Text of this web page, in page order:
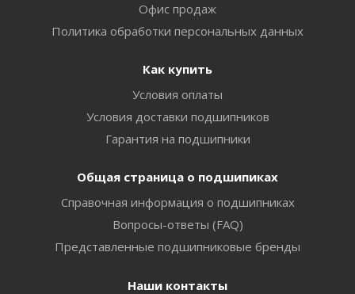
Офис продаж
Политика обработки персональных данных
Как купить
Условия оплаты
Условия доставки подшипников
Гарантия на подшипники
Общая страница о подшипиках
Справочная информация о подшипниках
Вопросы-ответы (FAQ)
Представленные подшипниковые бренды
Наши контакты